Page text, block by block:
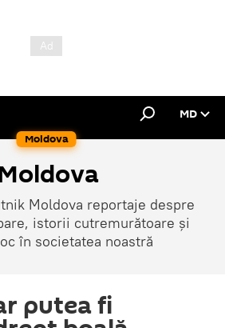
Moldova
MD
Moldova reportaje despre
istorii cutremurătoare și
în societatea noastră
putea fi